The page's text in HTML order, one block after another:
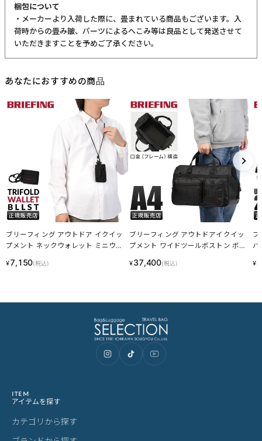
梱包について
・メーカーより入荷した際に、畳まれている商品もございます。入
荷時からの畳み皺、パーツによるへこみ等は良品として発送させて
いただきますことを予めご了承ください。
あなたにおすすめの商品
ブリーフィング アウトドア イクイッ
プメント ネックウォレット ミニウォ
ENT BRA253G08 LINECPN
¥7,150(税込)
ブリーフィング アウトドアイクイッ
プメント ワイドツールボストン ボス
EQUIPMENT BRA253N07
¥37,400(税込)
ブ
バ
¥
ITEM
アイテムを探す
カテゴリから探す